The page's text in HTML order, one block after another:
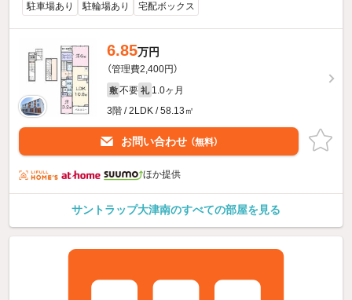
駐車場あり 駐輪場あり 宅配ボックス
6.85万円
（管理費2,400円）
敷 不要 礼 1.0ヶ月
3階 / 2LDK / 58.13㎡
お問い合わせ （無料）
ほか提供
サントラップ大津南のすべての部屋を見る